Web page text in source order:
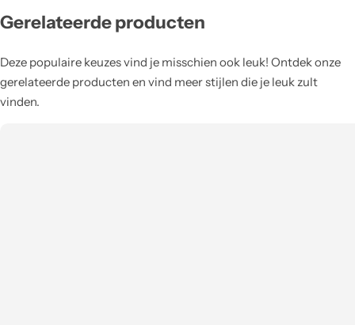
Gerelateerde producten
Deze populaire keuzes vind je misschien ook leuk! Ontdek onze
gerelateerde producten en vind meer stijlen die je leuk zult
vinden.